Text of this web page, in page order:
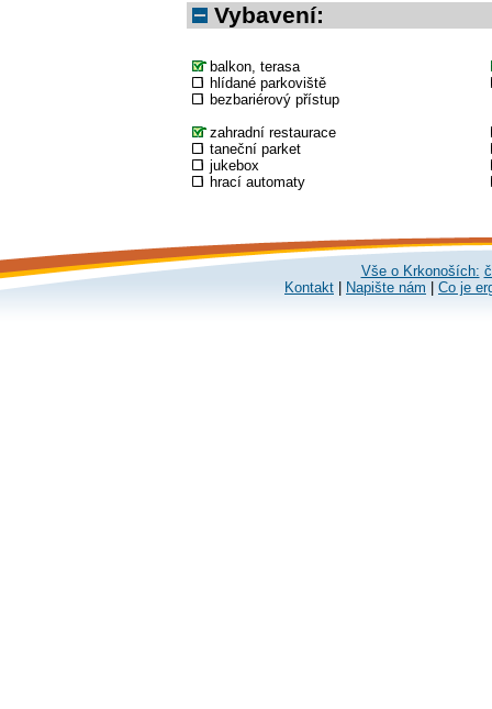
Vybavení:
balkon, terasa
hlídané parkoviště
bezbariérový přístup
zahradní restaurace
taneční parket
jukebox
hrací automaty
Vše o Krkonoších:
Kontakt
Napište nám Co je